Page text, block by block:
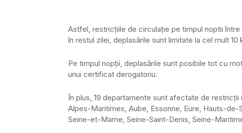
Astfel, restricțiile de circulație pe timpul noptii
în restul zilei, deplasările sunt limitate la cel mult 10
Pe timpul nopții, deplasările sunt posibile tot cu
unui certificat derogatoriu.
În plus, 19 departamente sunt afectate de
Alpes-Maritimes, Aube, Essonne, Eure, Hauts-
Seine-et-Marne, Seine-Saint-Denis, Seine-